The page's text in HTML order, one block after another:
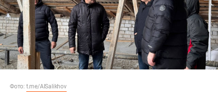
Фото: t.me/AISalikhov